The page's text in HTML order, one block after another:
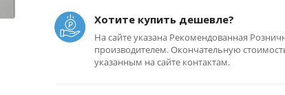
Хотите купить дешевле?
На сайте указана Рекомендованная
производителем. Окончательную
указанным на сайте контактам.